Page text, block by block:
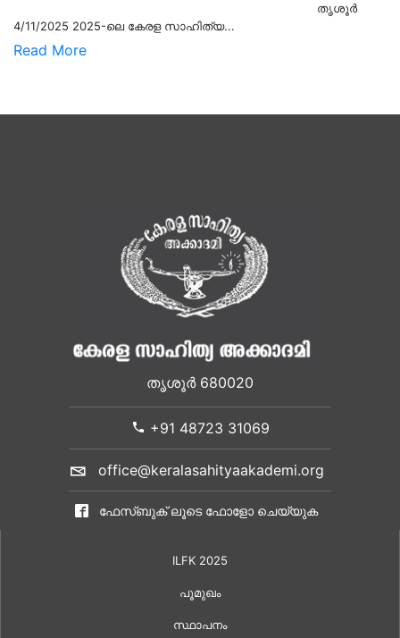
തൃശൂര്‍
4/11/2025 2025-ലെ കേരള സാഹിത്യ...
Read More
തൃശൂർ 680020
+91 48723 31069
office@keralasahityaakademi.org
ഫേസ്ബുക് ലൂടെ ഫോളോ ചെയ്യുക
ILFK 2025
പൂമുഖം
സ്ഥാപനം